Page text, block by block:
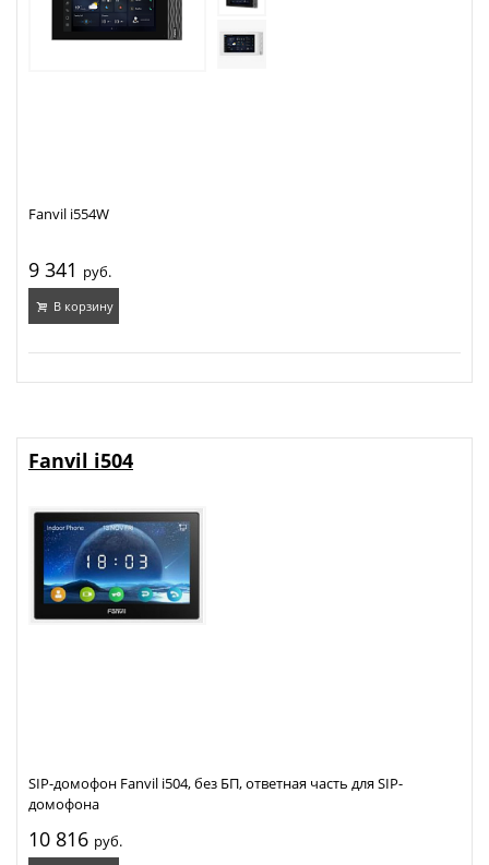
9 341 руб.
В корзину
Fanvil i554W
10 816 руб.
Fanvil i504
SIP-домофон Fanvil i504, без БП, ответная часть для SIP-
домофона